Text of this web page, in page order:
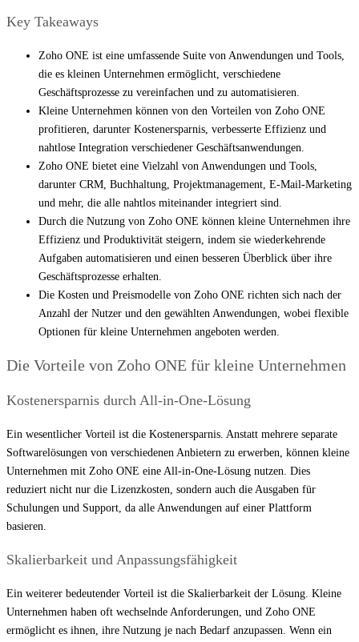
Key Takeaways
Zoho ONE ist eine umfassende Suite von Anwendungen und Tools,
die es kleinen Unternehmen ermöglicht, verschiedene
Geschäftsprozesse zu vereinfachen und zu automatisieren.
Kleine Unternehmen können von den Vorteilen von Zoho ONE
profitieren, darunter Kostenersparnis, verbesserte Effizienz und
nahtlose Integration verschiedener Geschäftsanwendungen.
Zoho ONE bietet eine Vielzahl von Anwendungen und Tools,
darunter CRM, Buchhaltung, Projektmanagement, E-Mail-Marketing
und mehr, die alle nahtlos miteinander integriert sind.
Durch die Nutzung von Zoho ONE können kleine Unternehmen ihre
Effizienz und Produktivität steigern, indem sie wiederkehrende
Aufgaben automatisieren und einen besseren Überblick über ihre
Geschäftsprozesse erhalten.
Die Kosten und Preismodelle von Zoho ONE richten sich nach der
Anzahl der Nutzer und den gewählten Anwendungen, wobei flexible
Optionen für kleine Unternehmen angeboten werden.
Die Vorteile von Zoho ONE für kleine Unternehmen
Kostenersparnis durch All-in-One-Lösung
Ein wesentlicher Vorteil ist die Kostenersparnis. Anstatt mehrere separate
Softwarelösungen von verschiedenen Anbietern zu erwerben, können kleine
Unternehmen mit Zoho ONE eine All-in-One-Lösung nutzen. Dies
reduziert nicht nur die Lizenzkosten, sondern auch die Ausgaben für
Schulungen und Support, da alle Anwendungen auf einer Plattform
basieren.
Skalierbarkeit und Anpassungsfähigkeit
Ein weiterer bedeutender Vorteil ist die Skalierbarkeit der Lösung. Kleine
Unternehmen haben oft wechselnde Anforderungen, und Zoho ONE
ermöglicht es ihnen, ihre Nutzung je nach Bedarf anzupassen. Wenn ein